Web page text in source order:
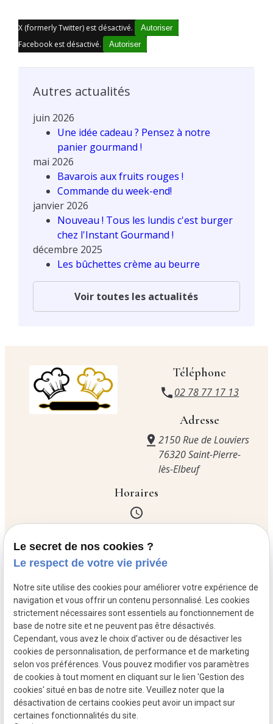
X (formerly Twitter) est désactivé. Autoriser
Facebook est désactivé. Autoriser
Autres actualités
juin 2026
Une idée cadeau ? Pensez à notre
panier gourmand !
mai 2026
Bavarois aux fruits rouges !
Commande du week-end!
janvier 2026
Nouveau ! Tous les lundis c'est burger
chez l'Instant Gourmand !
décembre 2025
Les bûchettes crème au beurre
Voir toutes les actualités
Téléphone
02 78 77 17 13
Adresse
2150 Rue de Louviers
76320 Saint-Pierre-
lès-Elbeuf
Horaires
Lundi
06:00 - 19:00
Mardi
Fermé
Mercredi
06:00 - 19:00
Jeudi
06:00 - 19:00
Vendredi
06:00 - 19:00
Samedi
06:30 - 19:00
Dimanche
06:30 - 13:00
Mentions légales
Politique de confidentialité
Le secret de nos cookies ?
Le respect de votre vie privée
Notre site utilise des cookies pour améliorer votre expérience de
navigation et vous offrir un contenu personnalisé. Les cookies
strictement nécessaires sont essentiels au fonctionnement de
base de notre site et ne peuvent pas être désactivés.
Cependant, vous avez le choix d'activer ou de désactiver les
cookies de personnalisation, de performance et de marketing
selon vos préférences. Vous pouvez modifier vos paramètres
de cookies à tout moment en cliquant sur le lien 'Gestion des
cookies' situé en bas de notre site. Veuillez noter que la
désactivation de certains cookies peut avoir un impact sur
certaines fonctionnalités du site.